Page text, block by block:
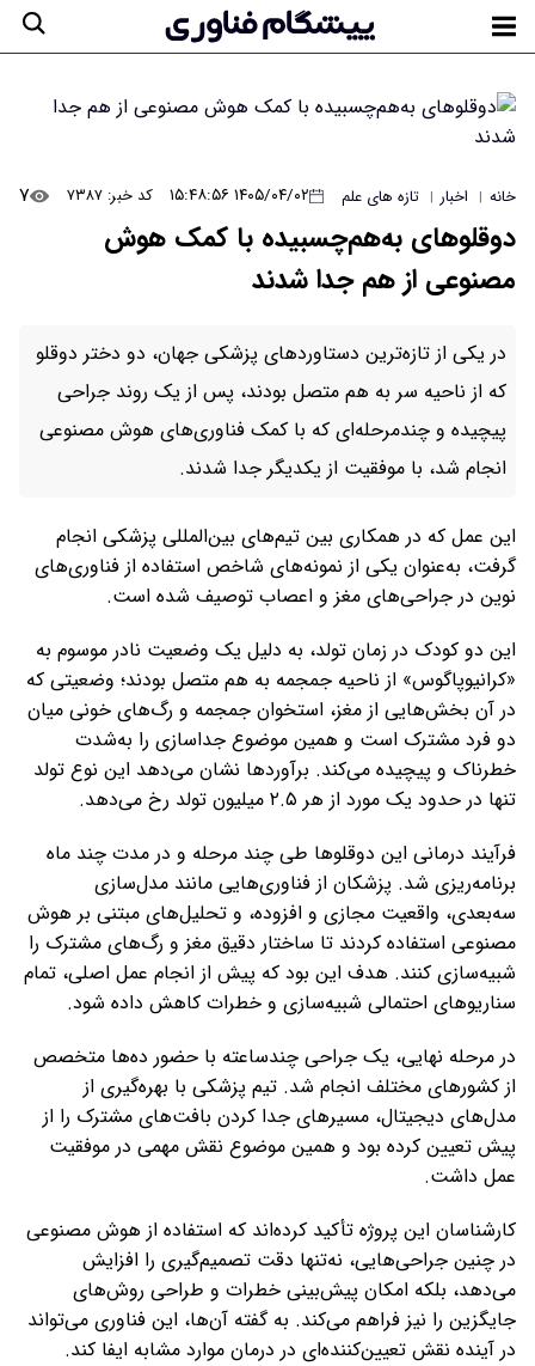
خانه | اخبار | تازه های علم ۱۴۰۵/۰۴/۰۲ ۱۵:۴۸:۵۶ کد خبر: ۷۳۸۷ ۷
دوقلوهای به‌هم‌چسبیده با کمک هوش
مصنوعی از هم جدا شدند
در یکی از تازه‌ترین دستاوردهای پزشکی جهان، دو دختر دوقلو
که از ناحیه سر به هم متصل بودند، پس از یک روند جراحی
پیچیده و چندمرحله‌ای که با کمک فناوری‌های هوش مصنوعی
انجام شد، با موفقیت از یکدیگر جدا شدند.
این عمل که در همکاری بین تیم‌های بین‌المللی پزشکی انجام
گرفت، به‌عنوان یکی از نمونه‌های شاخص استفاده از فناوری‌های
نوین در جراحی‌های مغز و اعصاب توصیف شده است.
این دو کودک در زمان تولد، به دلیل یک وضعیت نادر موسوم به
«کرانیوپاگوس» از ناحیه جمجمه به هم متصل بودند؛ وضعیتی که
در آن بخش‌هایی از مغز، استخوان جمجمه و رگ‌های خونی میان
دو فرد مشترک است و همین موضوع جداسازی را به‌شدت
خطرناک و پیچیده می‌کند. برآوردها نشان می‌دهد این نوع تولد
تنها در حدود یک مورد از هر ۲.۵ میلیون تولد رخ می‌دهد.
فرآیند درمانی این دوقلوها طی چند مرحله و در مدت چند ماه
برنامه‌ریزی شد. پزشکان از فناوری‌هایی مانند مدل‌سازی
سه‌بعدی، واقعیت مجازی و افزوده، و تحلیل‌های مبتنی بر هوش
مصنوعی استفاده کردند تا ساختار دقیق مغز و رگ‌های مشترک را
شبیه‌سازی کنند. هدف این بود که پیش از انجام عمل اصلی، تمام
سناریوهای احتمالی شبیه‌سازی و خطرات کاهش داده شود.
در مرحله نهایی، یک جراحی چندساعته با حضور ده‌ها متخصص
از کشورهای مختلف انجام شد. تیم پزشکی با بهره‌گیری از
مدل‌های دیجیتال، مسیرهای جدا کردن بافت‌های مشترک را از
پیش تعیین کرده بود و همین موضوع نقش مهمی در موفقیت
عمل داشت.
کارشناسان این پروژه تأکید کرده‌اند که استفاده از هوش مصنوعی
در چنین جراحی‌هایی، نه‌تنها دقت تصمیم‌گیری را افزایش
می‌دهد، بلکه امکان پیش‌بینی خطرات و طراحی روش‌های
جایگزین را نیز فراهم می‌کند. به گفته آن‌ها، این فناوری می‌تواند
در آینده نقش تعیین‌کننده‌ای در درمان موارد مشابه ایفا کند.